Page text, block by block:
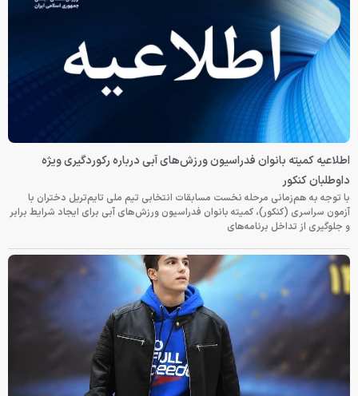
اطلاعیه کمیته بانوان فدراسیون ورزش‌های آبی درباره رکوردگیری ویژه
داوطلبان کنکور
با توجه به هم‌زمانی مرحله نخست مسابقات انتخابی تیم ملی تایم‌تریل دختران با
آزمون سراسری (کنکور)، کمیته بانوان فدراسیون ورزش‌های آبی برای ایجاد شرایط برابر
و جلوگیری از تداخل برنامه‌های